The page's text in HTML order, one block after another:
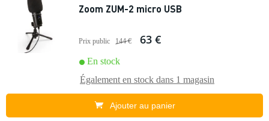
Zoom ZUM-2 micro USB
Prix public 144 € 63 €
En stock
Également en stock dans 1 magasin
Ajouter au panier